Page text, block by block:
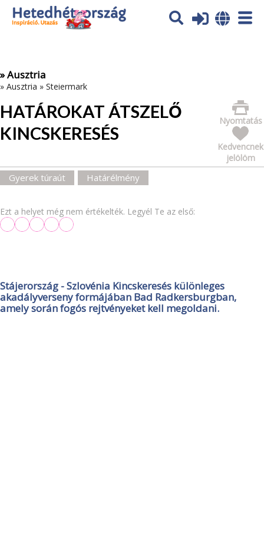
Az oldal sütiket (cookies) használ. További tájékoztatás itt:
Adatvédelmi tájékoztató
» Ausztria
» Ausztria » Steiermark
HATÁROKAT ÁTSZELŐ
KINCSKERESÉS
Nyomtatás
Kedvencnek
jelölöm
Gyerek túraút Határélmény
Ezt a helyet még nem értékelték. Legyél Te az első:
Stájerország - Szlovénia Kincskeresés különleges
akadályverseny formájában Bad Radkersburgban,
amely során fogós rejtvényeket kell megoldani.